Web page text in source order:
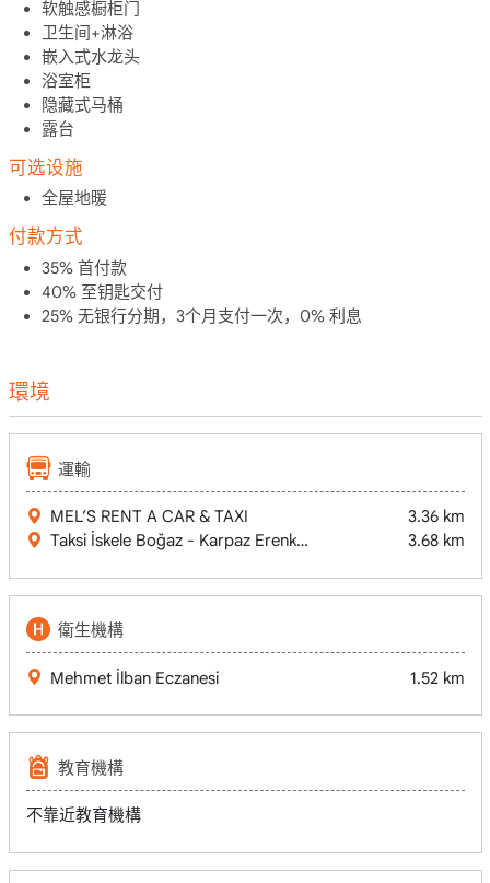
软触感橱柜门
卫生间+淋浴
嵌入式水龙头
浴室柜
隐藏式马桶
露台
可选设施
全屋地暖
付款方式
35% 首付款
40% 至钥匙交付
25% 无银行分期，3个月支付一次，0% 利息
環境
運輸
MEL’S RENT A CAR & TAXI
3.36 km
Taksi İskele Boğaz - Karpaz Erenköy (Gata Marina) Ercan
3.68 km
衛生機構
Mehmet İlban Eczanesi 1.52 km
教育機構
不靠近教育機構